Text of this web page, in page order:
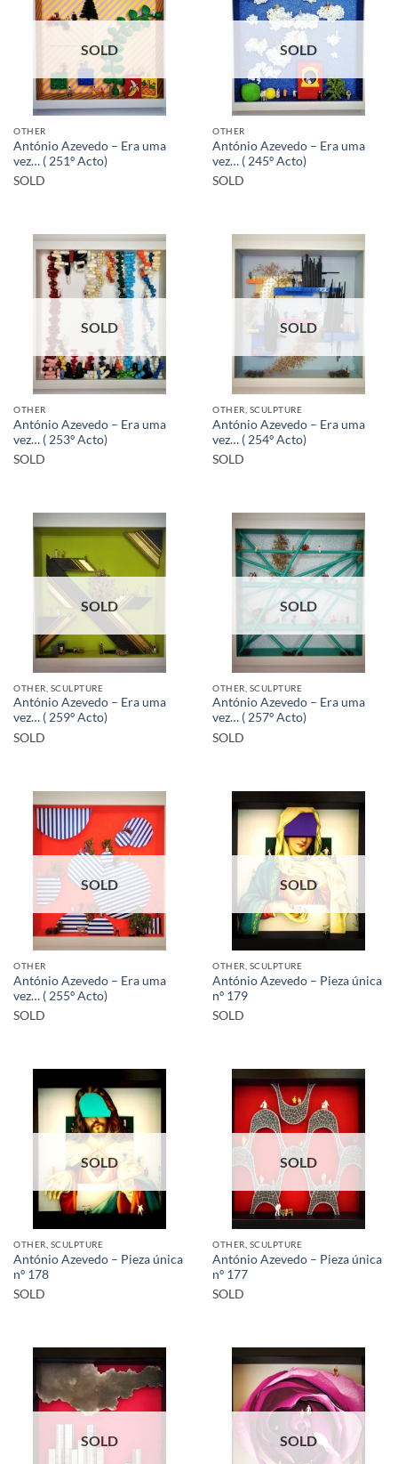
SOLD
OTHER
António Azevedo – Era uma
vez… ( 251º Acto)
SOLD
SOLD
OTHER
António Azevedo – Era uma
vez… ( 245º Acto)
SOLD
SOLD
OTHER
António Azevedo – Era uma
vez… ( 253º Acto)
SOLD
SOLD
OTHER, SCULPTURE
António Azevedo – Era uma
vez… ( 254º Acto)
SOLD
SOLD
OTHER, SCULPTURE
António Azevedo – Era uma
vez… ( 259º Acto)
SOLD
SOLD
OTHER, SCULPTURE
António Azevedo – Era uma
vez… ( 257º Acto)
SOLD
SOLD
OTHER
António Azevedo – Era uma
vez… ( 255º Acto)
SOLD
SOLD
OTHER, SCULPTURE
António Azevedo – Pieza única
nº 179
SOLD
SOLD
OTHER, SCULPTURE
António Azevedo – Pieza única
nº 178
SOLD
SOLD
OTHER, SCULPTURE
António Azevedo – Pieza única
nº 177
SOLD
SOLD SOLD